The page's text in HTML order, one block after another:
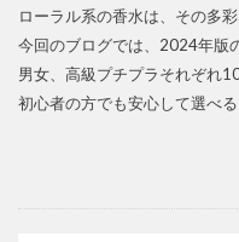
ローラル系の香水は、その多
今回のブログでは、2024年版
男女、高級プチプラそれぞれ
初心者の方でも安心して選べ